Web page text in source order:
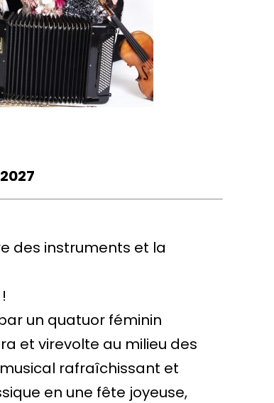
des instruments et la
un quatuor féminin
et virevolte au milieu des
rafraîchissant et
en une fête joyeuse,